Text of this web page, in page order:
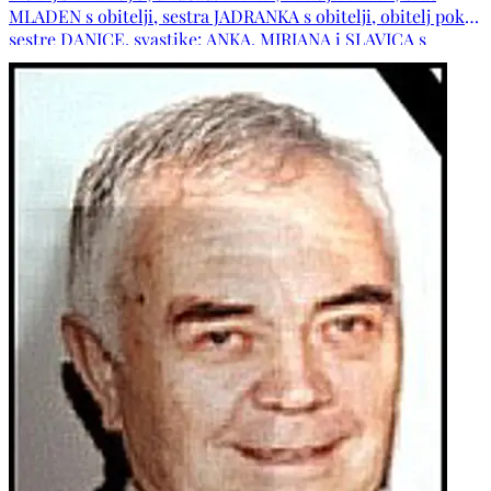
MLADEN s obitelji, sestra JADRANKA s obitelji, obitelj pok.
sestre DANICE, svastike: ANKA, MIRJANA i SLAVICA s
obiteljima, obitelji: TOPIĆ, KRALJEVIĆ, ŠIMIĆ, ARAPOVIĆ,
JURILJ, ZOVKO, ĆAVAR, LEKO te ostala mnogobrojna
rodbina, kumovi i prijatelji.